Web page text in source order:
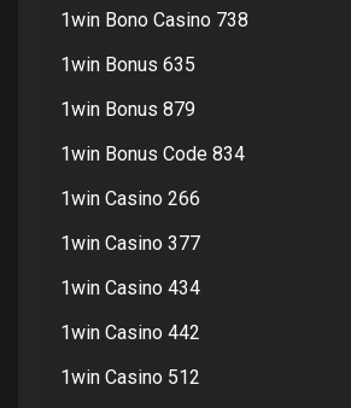
1win Bono Casino 738
1win Bonus 635
1win Bonus 879
1win Bonus Code 834
1win Casino 266
1win Casino 377
1win Casino 434
1win Casino 442
1win Casino 512